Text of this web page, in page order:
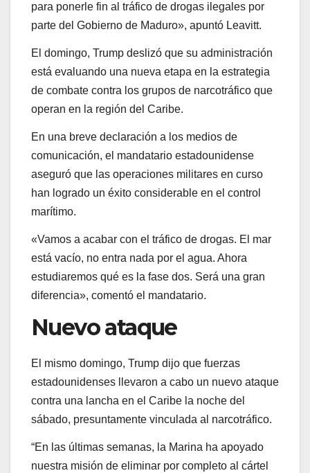
para ponerle fin al tráfico de drogas ilegales por
parte del Gobierno de Maduro», apuntó Leavitt.
El domingo, Trump deslizó que su administración
está evaluando una nueva etapa en la estrategia
de combate contra los grupos de narcotráfico que
operan en la región del Caribe.
En una breve declaración a los medios de
comunicación, el mandatario estadounidense
aseguró que las operaciones militares en curso
han logrado un éxito considerable en el control
marítimo.
«Vamos a acabar con el tráfico de drogas. El mar
está vacío, no entra nada por el agua. Ahora
estudiaremos qué es la fase dos. Será una gran
diferencia», comentó el mandatario.
Nuevo ataque
El mismo domingo, Trump dijo que fuerzas
estadounidenses llevaron a cabo un nuevo ataque
contra una lancha en el Caribe la noche del
sábado, presuntamente vinculada al narcotráfico.
“En las últimas semanas, la Marina ha apoyado
nuestra misión de eliminar por completo al cártel